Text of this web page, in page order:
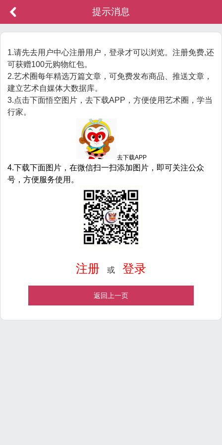
提示消息
1.请先去用户中心注册用户，登录才可以浏览。注册免费,还
可获赠100元购物红包。
2.艺术圈每年精选万篇文章，可免费发布商品、推送文章，
建立艺术自媒体大数据库。
3.点击下面悟空图片，去下载APP，方便使用艺术圈，学当
行家。
去下载APP
4.下载下面图片，在微信扫一扫添加图片，即可关注公众
号，方便服务使用。
注册 或 登录
返回上一页